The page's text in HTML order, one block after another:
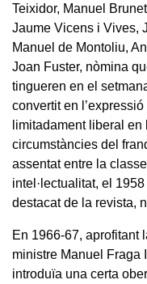
Teixidor, Manuel
Jaume Vicens i Vives,
Manuel de Montoliu,
Joan Fuster, nòmina
tingueren en el
convertit en
limitadament liberal
circumstàncies del
assentat entre la
intel·lectualitat, el 1958
destacat de la revista,
En 1966-67, aprofitant
ministre Manuel Fraga
introduïa una certa